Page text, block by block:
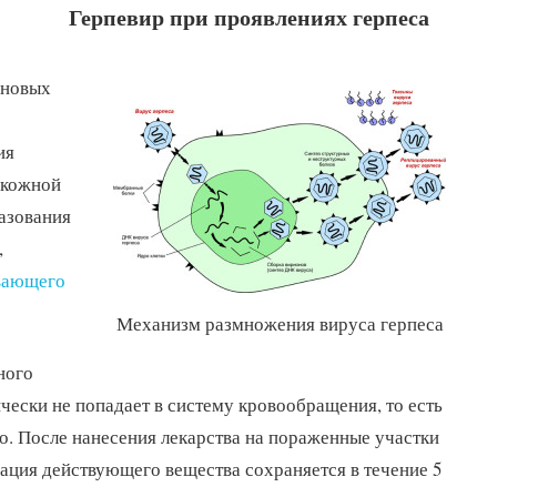
Герпевир при проявлениях герпеса
Механизм размножения вируса герпеса
не попадает в систему кровообращения, то есть
После нанесения лекарства на пораженные участки
действующего вещества сохраняется в течение 5